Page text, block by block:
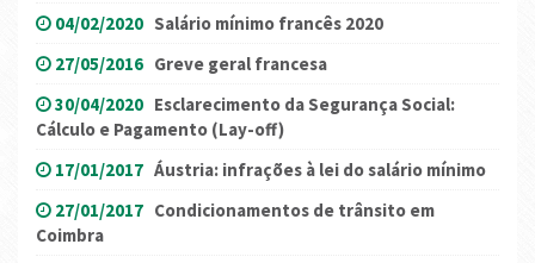
04/02/2020 Salário mínimo francês 2020
27/05/2016 Greve geral francesa
30/04/2020 Esclarecimento da Segurança Social:
Cálculo e Pagamento (Lay-off)
17/01/2017 Áustria: infrações à lei do salário mínimo
27/01/2017 Condicionamentos de trânsito em
Coimbra